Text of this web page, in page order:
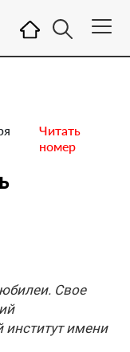
Читать
номер
Свое
институт имени